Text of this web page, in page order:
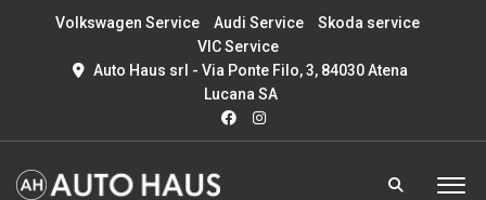
Volkswagen Service Audi Service
Skoda service
VIC Service
Auto Haus srl - Via Ponte Filo, 3, 84030 Atena
Lucana SA